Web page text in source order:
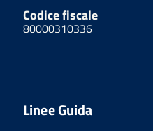
Codice fiscale
80000310336
Linee Guida